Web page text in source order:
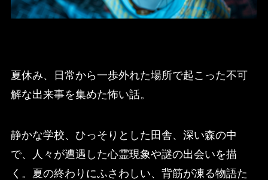
夏休み、日常から一歩外れた場所で起こった不可
解な出来事を集めた怖い話。
静かな学校、ひっそりとした田舎、深い森の中
で、人々が遭遇した心霊現象や謎の出会いを描
く。夏の終わりにふさわしい、背筋が凍る物語た